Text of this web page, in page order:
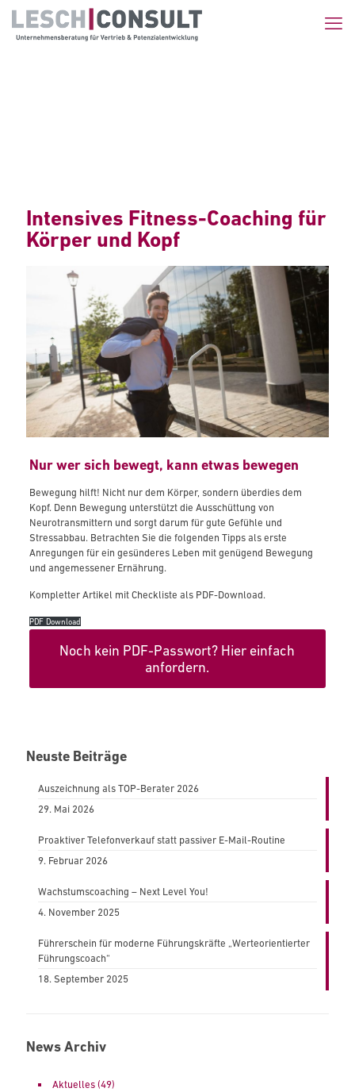
Intensives Fitness-Coaching für
Körper und Kopf
Nur wer sich bewegt, kann etwas bewegen
Bewegung hilft! Nicht nur dem Körper, sondern überdies dem
Kopf. Denn Bewegung unterstützt die Ausschüttung von
Neurotransmittern und sorgt darum für gute Gefühle und
Stressabbau. Betrachten Sie die folgenden Tipps als erste
Anregungen für ein gesünderes Leben mit genügend Bewegung
und angemessener Ernährung.
Kompletter Artikel mit Checkliste als PDF-Download.
PDF Download
Noch kein PDF-Passwort? Hier einfach
anfordern.
Neuste Beiträge
Auszeichnung als TOP-Berater 2026
29. Mai 2026
Proaktiver Telefonverkauf statt passiver E-Mail-Routine
9. Februar 2026
Wachstumscoaching – Next Level You!
4. November 2025
Führerschein für moderne Führungskräfte „Werteorientierter
Führungscoach“
18. September 2025
News Archiv
Aktuelles (49)